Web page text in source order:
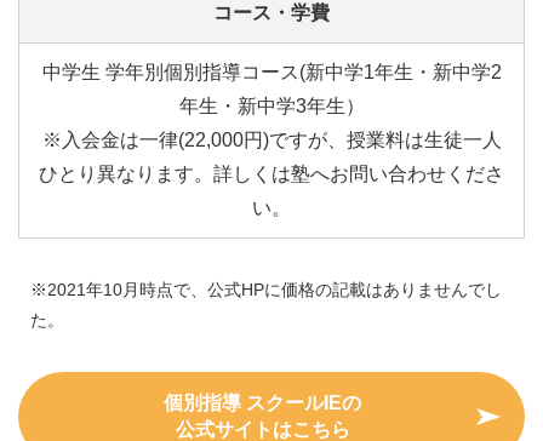
コース・学費
中学生 学年別個別指導コース(新中学1年生・新中学2
年生・新中学3年生）
※入会金は一律(22,000円)ですが、授業料は生徒一人
ひとり異なります。詳しくは塾へお問い合わせくださ
い。
※2021年10月時点で、公式HPに価格の記載はありませんでし
た。
個別指導 スクールIEの
公式サイトはこちら